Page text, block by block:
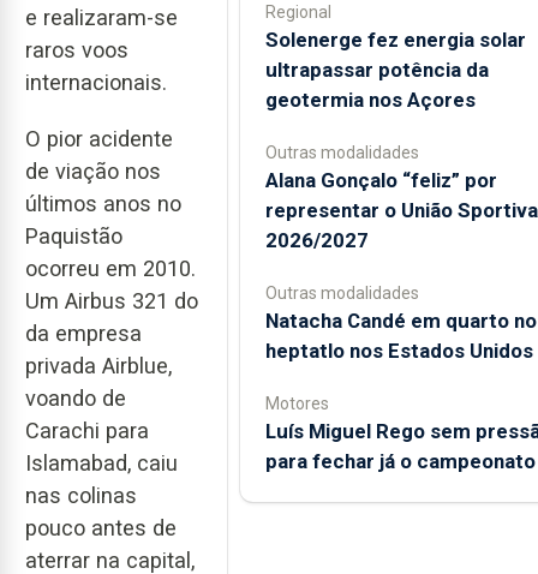
e realizaram-se
raros voos
internacionais.
O pior acidente
de viação nos
últimos anos no
Paquistão
ocorreu em 2010.
Um Airbus 321 do
da empresa
privada Airblue,
voando de
Carachi para
Islamabad, caiu
nas colinas
pouco antes de
aterrar na capital,
Regional
Solenerge fez energia solar
ultrapassar potência da
geotermia nos Açores
Outras modalidades
Alana Gonçalo “feliz” por
representar o União
2026/2027
Outras modalidades
Natacha Candé em quarto no
heptatlo nos Estados Unidos
Motores
Luís Miguel Rego sem
para fechar já o campeonato